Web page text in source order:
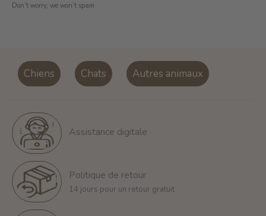
Don’t worry, we won’t spam
Chiens Chats Autres animaux
Assistance digitale
Politique de retour
14 jours pour un retour gratuit